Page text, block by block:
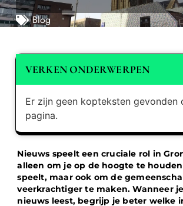
Blog
Nieuws speelt een cruciale rol in
alleen om je op de hoogte te
speelt, maar ook om de
veerkrachtiger te maken. Wanneer
nieuws leest, begrijp je beter welke
VERKEN ONDERWERPEN
Er zijn geen kopteksten gevonden
pagina.